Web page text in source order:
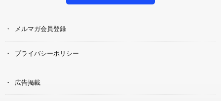
メルマガ会員登録
プライバシーポリシー
広告掲載